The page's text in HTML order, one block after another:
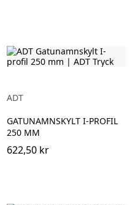
ADT
GATUNAMNSKYLT I-PROFIL
250 MM
622,50 kr